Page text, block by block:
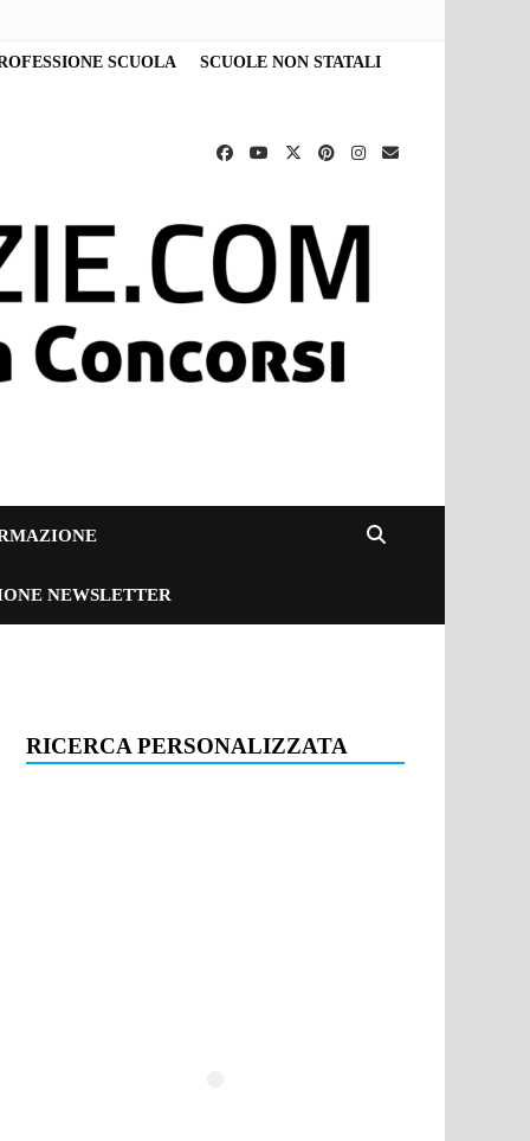
SCUOLA SCUOLE NON STATALI
NEWSLETTER
RICERCA PERSONALIZZATA